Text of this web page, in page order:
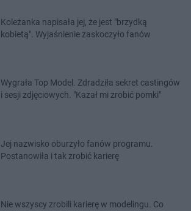
Koleżanka napisała jej, że jest "brzydką
kobietą". Wyjaśnienie zaskoczyło fanów
Wygrała Top Model. Zdradziła sekret castingów
i sesji zdjęciowych. "Kazał mi zrobić pomki"
Jej nazwisko oburzyło fanów programu.
Postanowiła i tak zrobić karierę
Nie wszyscy zrobili karierę w modelingu. Co